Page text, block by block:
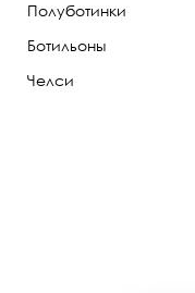
Полуботинки
Ботильоны
Челси